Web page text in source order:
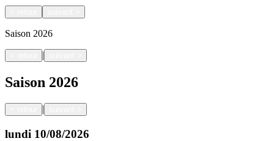
Saison 2026
|
Saison 2026
|
lundi 10/08/2026